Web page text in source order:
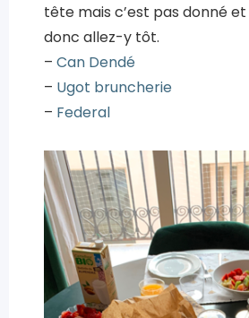
tête mais c’est pas donné
donc allez-y tôt.
– Can Dendé
– Ugot bruncherie
– Federal